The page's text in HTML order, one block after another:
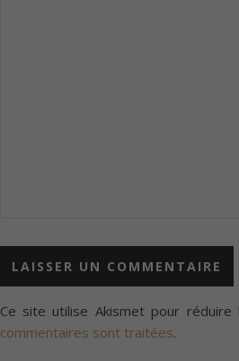
Ce site utilise Akismet pour réduire
commentaires sont traitées.